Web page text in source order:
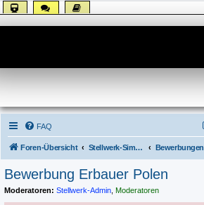
FAQ
Foren-Übersicht Stellwerk-Sim allgemein Bewerbungen
Bewerbung Erbauer Polen
Moderatoren: Stellwerk-Admin Moderatoren